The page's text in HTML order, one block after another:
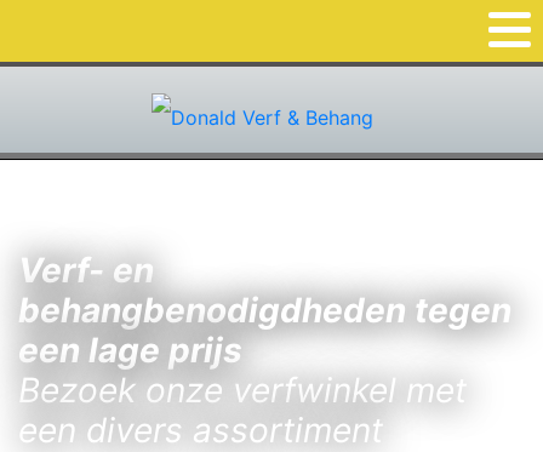
Verf- en
behangbenodigdheden tegen
een lage prijs
Bezoek onze verfwinkel met
een divers assortiment